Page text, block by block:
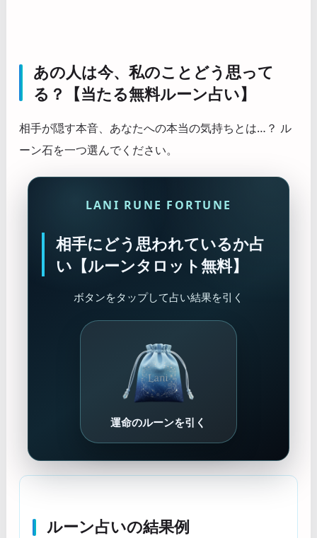
あの人は今、私のことどう思って
る？【当たる無料ルーン占い】
相手が隠す本音、あなたへの本当の気持ちとは…？ ル
ーン石を一つ選んでください。
LANI RUNE FORTUNE
相手にどう思われているか占
い【ルーンタロット無料】
ボタンをタップして占い結果を引く
運命のルーンを引く
ルーン占いの結果例